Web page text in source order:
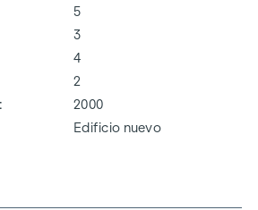
5
3
4
2
2000
Edificio nuevo